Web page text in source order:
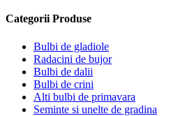
Categorii Produse
Bulbi de gladiole
Radacini de bujor
Bulbi de dalii
Bulbi de crini
Alti bulbi de primavara
Seminte si unelte de gradina